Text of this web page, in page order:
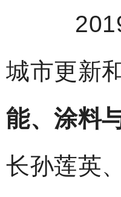
2019
城市更新
能、涂料
长孙莲英